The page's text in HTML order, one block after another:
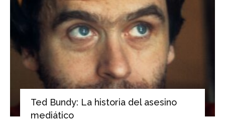
Ted Bundy: La historia del asesino
mediático